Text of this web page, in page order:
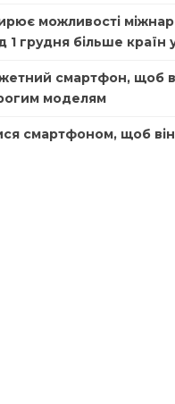
можливості
1 грудня більше країн
смартфон, щоб
моделям
смартфоном, щоб він